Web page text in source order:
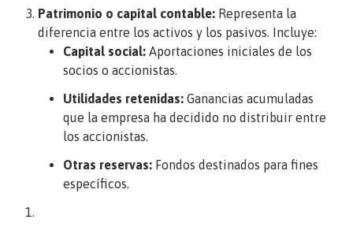
Patrimonio o capital contable: Representa la
diferencia entre los activos y los pasivos. Incluye:
Capital social: Aportaciones iniciales de los
socios o accionistas.
Utilidades retenidas: Ganancias acumuladas
que la empresa ha decidido no distribuir entre
los accionistas.
Otras reservas: Fondos destinados para fines
específicos.